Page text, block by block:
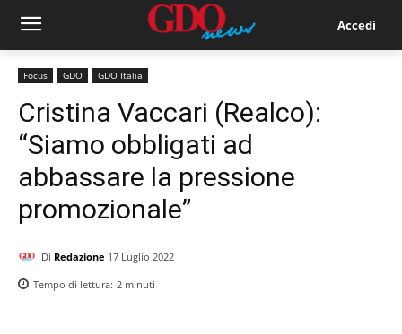
Accedi
Focus GDO GDO Italia
Cristina Vaccari (Realco):
“Siamo obbligati ad
abbassare la pressione
promozionale”
Di Redazione 17 Luglio 2022
Tempo di lettura: 2 minuti